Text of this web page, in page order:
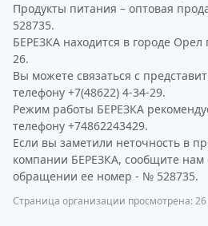
Продукты питания – оптовая
528735.
БЕРЕЗКА находится в городе Орел
26.
Вы можете связаться с
телефону +7(48622) 4-34-29.
Режим работы БЕРЕЗКА
телефону +74862243429.
Если вы заметили неточность в
компании БЕРЕЗКА, сообщите нам
обращении ее номер - № 528735.
Страница организации просмотрена: 26